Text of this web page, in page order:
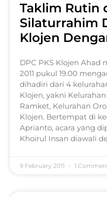
Taklim Rutin
Silaturrahim
Klojen
DPC PKS Klojen Ahad
2011 pukul 19.00
dihadiri dari 4
Klojen, yakni
Ramket, Kelurahan
Klojen. Bertempat di
Aprianto, acara yang
Khoirul Insan diawali
9 February 2011 1